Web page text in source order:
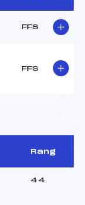
FFS
FFS
Rang
44